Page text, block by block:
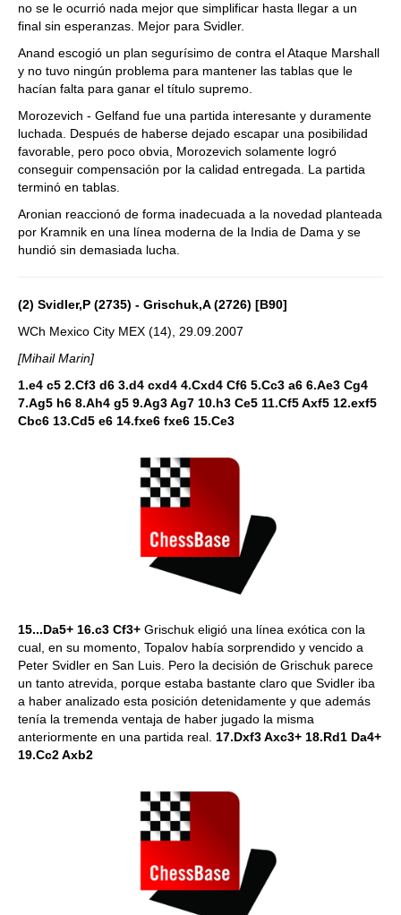
no se le ocurrió nada mejor que simplificar hasta llegar a un
final sin esperanzas. Mejor para Svidler.
Anand escogió un plan segurísimo de contra el Ataque Marshall
y no tuvo ningún problema para mantener las tablas que le
hacían falta para ganar el título supremo.
Morozevich - Gelfand fue una partida interesante y duramente
luchada. Después de haberse dejado escapar una posibilidad
favorable, pero poco obvia, Morozevich solamente logró
conseguir compensación por la calidad entregada. La partida
terminó en tablas.
Aronian reaccionó de forma inadecuada a la novedad planteada
por Kramnik en una línea moderna de la India de Dama y se
hundió sin demasiada lucha.
(2) Svidler,P (2735) - Grischuk,A (2726) [B90]
WCh Mexico City MEX (14), 29.09.2007
[Mihail Marin]
1.e4 c5 2.Cf3 d6 3.d4 cxd4 4.Cxd4 Cf6 5.Cc3 a6 6.Ae3 Cg4
7.Ag5 h6 8.Ah4 g5 9.Ag3 Ag7 10.h3 Ce5 11.Cf5 Axf5 12.exf5
Cbc6 13.Cd5 e6 14.fxe6 fxe6 15.Ce3
15...Da5+ 16.c3 Cf3+ Grischuk eligió una línea exótica con la
cual, en su momento, Topalov había sorprendido y vencido a
Peter Svidler en San Luis. Pero la decisión de Grischuk parece
un tanto atrevida, porque estaba bastante claro que Svidler iba
a haber analizado esta posición detenidamente y que además
tenía la tremenda ventaja de haber jugado la misma
anteriormente en una partida real. 17.Dxf3 Axc3+ 18.Rd1 Da4+
19.Cc2 Axb2